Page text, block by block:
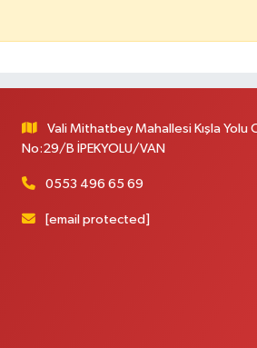
Vali Mithatbey Mahallesi Kışla Yolu
No:29/B İPEKYOLU/VAN
0553 496 65 69
[email protected]